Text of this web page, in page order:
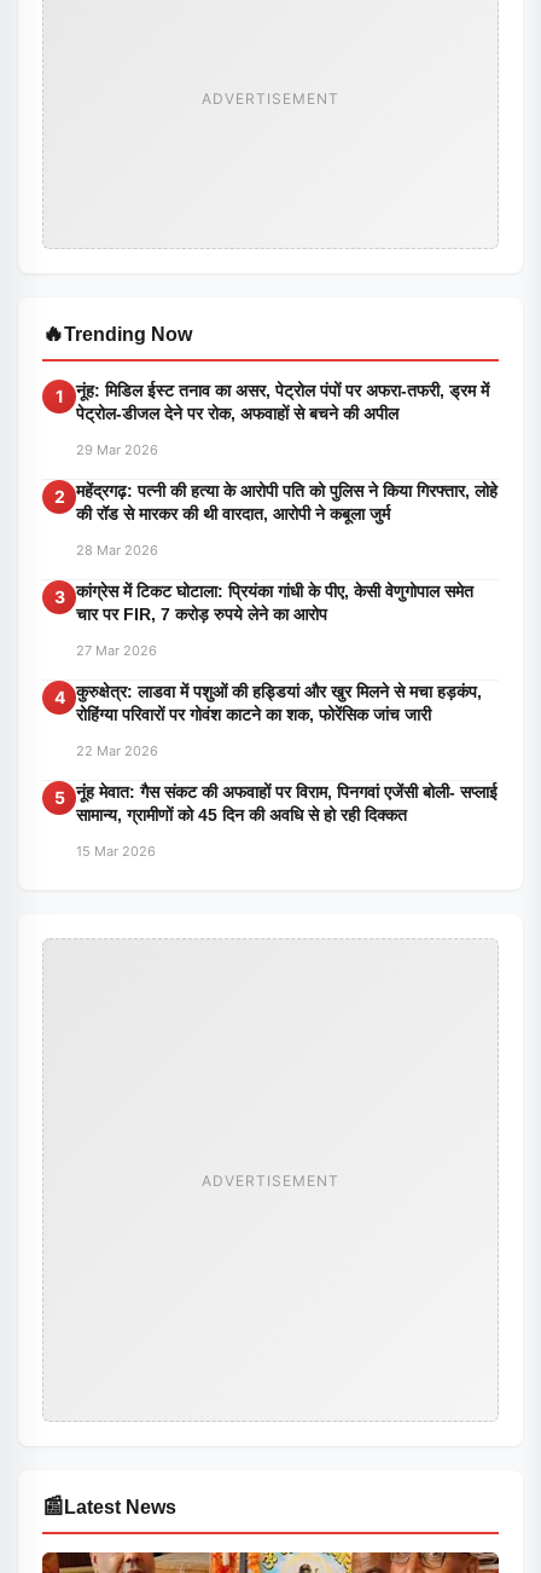
ADVERTISEMENT
🔥Trending Now
1
नूंह: मिडिल ईस्ट तनाव का असर, पेट्रोल पंपों पर अफरा-तफरी, ड्रम में
पेट्रोल-डीजल देने पर रोक, अफवाहों से बचने की अपील
29 Mar 2026
2
महेंद्रगढ़: पत्नी की हत्या के आरोपी पति को पुलिस ने किया गिरफ्तार, लोहे
की रॉड से मारकर की थी वारदात, आरोपी ने कबूला जुर्म
28 Mar 2026
3 कांग्रेस में टिकट घोटाला: प्रियंका गांधी के पीए, केसी वेणुगोपाल समेत
चार पर FIR, 7 करोड़ रुपये लेने का आरोप
27 Mar 2026
4 कुरुक्षेत्र: लाडवा में पशुओं की हड्डियां और खुर मिलने से मचा हड़कंप,
रोहिंग्या परिवारों पर गोवंश काटने का शक, फोरेंसिक जांच जारी
22 Mar 2026
5 नूंह मेवात: गैस संकट की अफवाहों पर विराम, पिनगवां एजेंसी बोली- सप्लाई
सामान्य, ग्रामीणों को 45 दिन की अवधि से हो रही दिक्कत
15 Mar 2026
ADVERTISEMENT
📰 Latest News